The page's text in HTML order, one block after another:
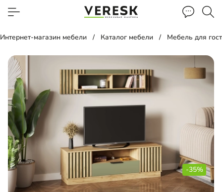
Интернет-магазин мебели Каталог мебели Мебель для
-35%